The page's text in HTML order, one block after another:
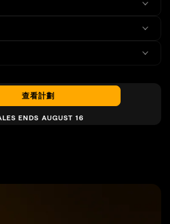
查看計劃
ENDS AUGUST 16